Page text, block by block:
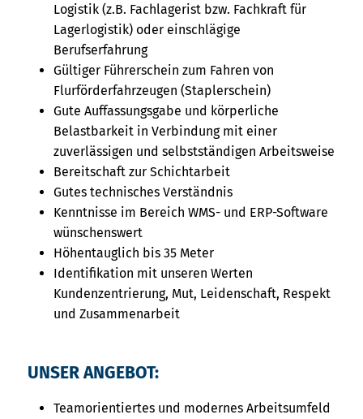
Logistik (z.B. Fachlagerist bzw. Fachkraft für
Lagerlogistik) oder einschlägige
Berufserfahrung
Gültiger Führerschein zum Fahren von
Flurförderfahrzeugen (Staplerschein)
Gute Auffassungsgabe und körperliche
Belastbarkeit in Verbindung mit einer
zuverlässigen und selbstständigen Arbeitsweise
Bereitschaft zur Schichtarbeit
Gutes technisches Verständnis
Kenntnisse im Bereich WMS- und ERP-Software
wünschenswert
Höhentauglich bis 35 Meter
Identifikation mit unseren Werten
Kundenzentrierung, Mut, Leidenschaft, Respekt
und Zusammenarbeit
UNSER ANGEBOT:
Teamorientiertes und modernes Arbeitsumfeld